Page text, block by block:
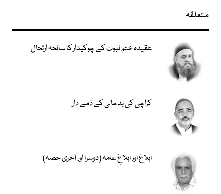
متعلقہ
عقیدہ ختم نبوت کے چوکیدار کا سانحہ ارتحال
کراچی کی بدحالی کے ذمے دار
ابلاغ اور ابلاغِ عامہ (دوسرا اور آخری حصہ)